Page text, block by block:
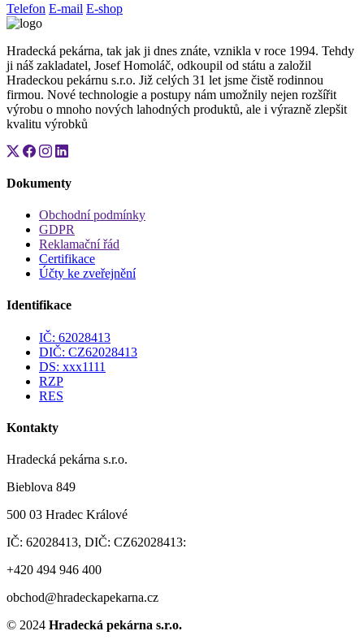
Telefon E-mail E-shop
Hradecká pekárna, tak jak ji dnes znáte, vznikla v roce 1994. Tehdy
ji náš zakladatel, Josef Homoláč, odkoupil od státu a založil
Hradeckou pekárnu s.r.o. Již celých 31 let jsme čistě rodinnou
firmou. Nové technologie a postupy nám umožnily nejen rozšířit
výrobu o mnoho nových lahodných produktů, ale i výrazně zlepšit
kvalitu výrobků
Dokumenty
Obchodní podmínky
GDPR
Reklamační řád
Certifikace
Účty ke zveřejnění
Identifikace
IČ: 62028413
DIČ: CZ62028413
DS: xxx1111
RZP
RES
Kontakty
Hradecká pekárna s.r.o.
Bieblova 849
500 03 Hradec Králové
IČ: 62028413, DIČ: CZ62028413:
+420 494 946 400
obchod@hradeckapekarna.cz
© 2024 Hradecká pekárna s.r.o.